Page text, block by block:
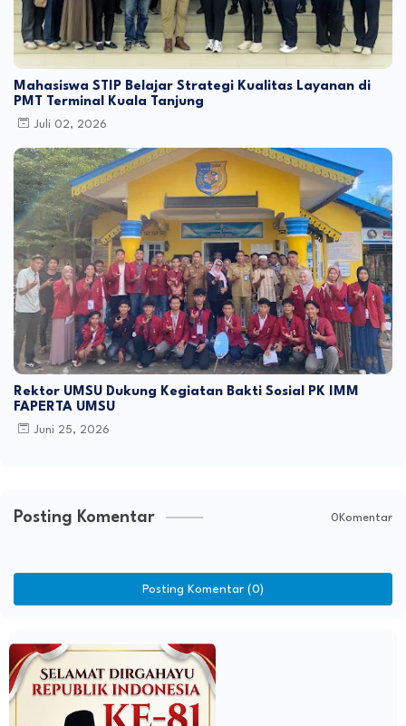
Mahasiswa STIP Belajar Strategi Kualitas Layanan di
PMT Terminal Kuala Tanjung
Juli 02, 2026
Rektor UMSU Dukung Kegiatan Bakti Sosial PK IMM
FAPERTA UMSU
Juni 25, 2026
Posting Komentar 0Komentar
Posting Komentar (0)